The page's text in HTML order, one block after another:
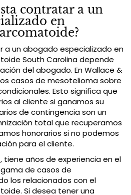
contratar a un
en
a un abogado especializado en
South Carolina depende
del abogado. En Wallace &
casos de mesotelioma sobre
Esto significa que
al cliente si ganamos su
de contingencia son un
total que recuperamos
honorarios si no podemos
para el cliente.
tiene años de experiencia en el
de casos de
los relacionados con el
Si desea tener una